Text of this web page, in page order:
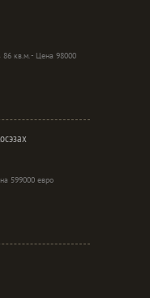
кв.м. - Цена 98000
599000 евро